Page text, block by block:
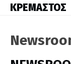
ΚΡΕΜΑΣΤΟΣ